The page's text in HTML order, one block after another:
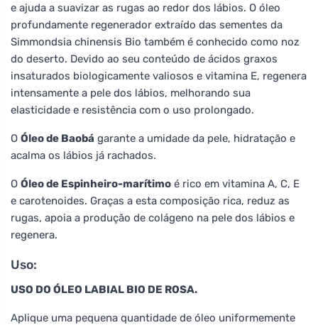
e ajuda a suavizar as rugas ao redor dos lábios. O óleo
profundamente regenerador extraído das sementes da
Simmondsia chinensis Bio também é conhecido como noz
do deserto. Devido ao seu conteúdo de ácidos graxos
insaturados biologicamente valiosos e vitamina E, regenera
intensamente a pele dos lábios, melhorando sua
elasticidade e resistência com o uso prolongado.
O Óleo de Baobá garante a umidade da pele, hidratação e
acalma os lábios já rachados.
O Óleo de Espinheiro-marítimo é rico em vitamina A, C, E
e carotenoides. Graças a esta composição rica, reduz as
rugas, apoia a produção de colágeno na pele dos lábios e
regenera.
Uso:
USO DO ÓLEO LABIAL BIO DE ROSA.
Aplique uma pequena quantidade de óleo uniformemente